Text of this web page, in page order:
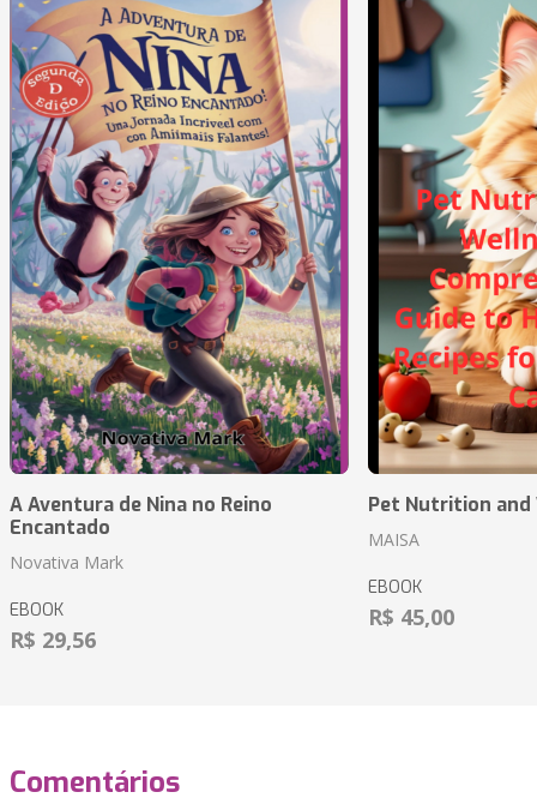
A Aventura de Nina no Reino
Encantado
Novativa Mark
EBOOK
R$ 29,56
Pet Nutrition and
MAISA
EBOOK
R$ 45,00
Comentários